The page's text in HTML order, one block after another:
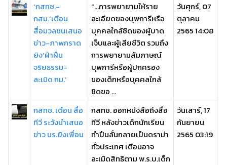
‘กสทช.-
กสม.’เตือน
สื่อมวลชนเสนอ
ข่าว-ภาพกราด
ยิง’ฝ่าฝืน
จริยธรรม-
ละเมิด กม.’
“...การพยายามให้ราย
ละเอียดของบุพการีหรือ
บุคคลใกล้ชิดของผู้บาด
เจ็บและผู้เสียชีวิต รวมถึง
การพยายามสัมภาษณ์
บุพการีหรือผู้ปกครอง
ของเด็กหรือบุคคลใกล้
ชิดขอ ...
วันศุกร์, 07
ตุลาคม
2565 14:08
กสทช. เตือน สื่อ
ทีวี ระวังนำเสนอ
ข่าว นร.ยิงเพื่อน
กสทช. ออกหนังสือถึงสื่อ
ทีวี หลังข่าวเด็กนักเรียน
ทำปืนลั่นกลายเป็นดราม่า
ทั่วประเทศ เตือนอาจ
ละเมิดสิทธิตาม พ.ร.บ.เด็ก
วันเสาร์, 17
กันยายน
2565 03:19